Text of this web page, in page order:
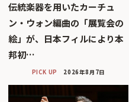
伝統楽器を用いたカーチュ
ン・ウォン編曲の「展覧会の
絵」が、日本フィルにより本
邦初…
PICK UP 2026年8月7日